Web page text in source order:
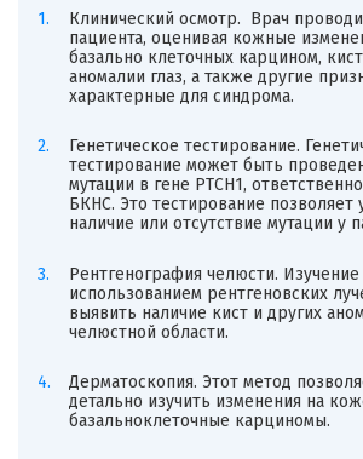
Клинический осмотр. Врач
пациента, оценивая кожные
базально клеточных карцином,
аномалии глаз, а также другие
характерные для синдрома.
Генетическое тестирование.
тестирование может быть
мутации в гене PTCH1,
БКНС. Это тестирование позволяет
наличие или отсутствие мутации у
Рентгенография челюсти.
использованием рентгеновских
выявить наличие кист и других
челюстной области.
Дерматоскопия. Этот метод
детально изучить изменения на
базальноклеточные карциномы.